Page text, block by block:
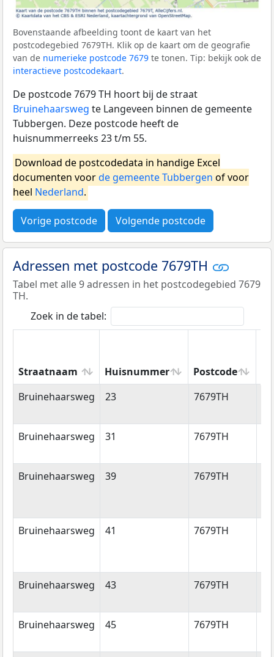
Bovenstaande afbeelding toont de kaart van het
postcodegebied 7679TH. Klik op de kaart om de geografie
van de numerieke postcode 7679 te tonen. Tip: bekijk ook de
interactieve postcodekaart.
De postcode 7679 TH hoort bij de straat
Bruinehaarsweg te Langeveen binnen de gemeente
Tubbergen. Deze postcode heeft de
huisnummerreeks 23 t/m 55.
Download de postcodedata in handige Excel
documenten voorde gemeente Tubbergen of voor
heel Nederland.
Vorige postcode Volgende postcode
Adressen met postcode 7679TH
Tabel met alle 9 adressen in het postcodegebied 7679
TH.
Zoek in de tabel:
Straatnaam Huisnummer Postcode
Straatnaam
Huisnummer Postcode
Bruinehaarsweg 23 7679TH
Bruinehaarsweg 31 7679TH
Bruinehaarsweg 39 7679TH
Bruinehaarsweg 41 7679TH
Bruinehaarsweg 43 7679TH
Bruinehaarsweg 45 7679TH